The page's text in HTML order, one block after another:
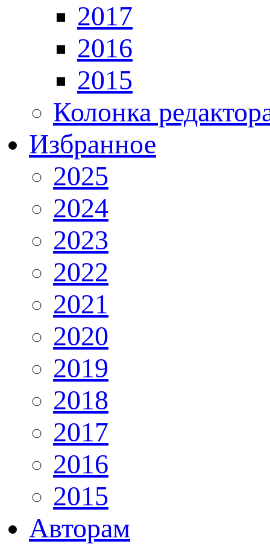
2017
2016
2015
Колонка
Избранное
2025
2024
2023
2022
2021
2020
2019
2018
2017
2016
2015
Авторам